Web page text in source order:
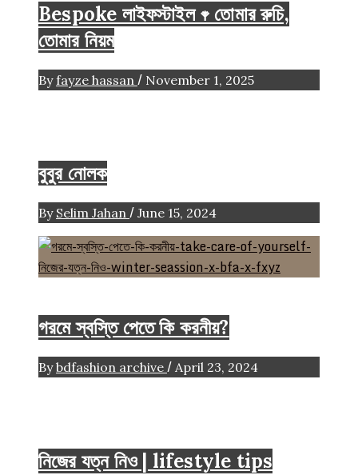
Bespoke লাইফস্টাইল 𖥧 তোমার রুচি,
তোমার নিয়ম
By fayze hassan / November 1, 2025
বুবুর নোলক
By Selim Jahan / June 15, 2024
গরমে স্বস্তি পেতে কি করনীয়?
By bdfashion archive / April 23, 2024
নিজের যত্ন নিও | lifestyle tips